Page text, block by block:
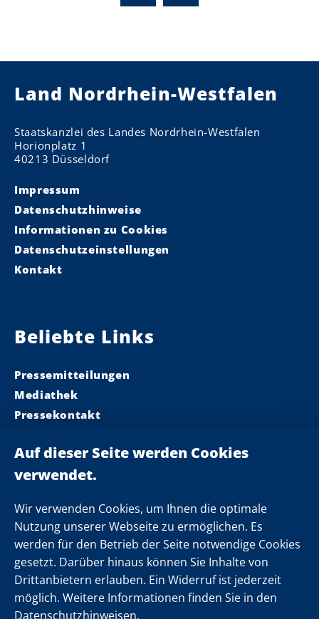
Wir verwenden Cookies, um Ihnen die optimale
Nutzung unserer Webseite zu ermöglichen. Es
werden für den Betrieb der Seite notwendige Cookies
gesetzt. Darüber hinaus können Sie Inhalte von
Drittanbietern erlauben. Ein Widerruf ist jederzeit
möglich. Weitere Informationen finden Sie in den
Datenschutzhinweisen.
Land Nordrhein-Westfalen
Staatskanzlei des Landes Nordrhein-Westfalen
Horionplatz 1
40213 Düsseldorf
Impressum
Datenschutzhinweise
Informationen zu Cookies
Datenschutzeinstellungen
Kontakt
Beliebte Links
Pressemitteilungen
Mediathek
Pressekontakt
Landeskabinett
Einsamkeit
Folgen Sie uns